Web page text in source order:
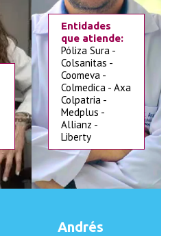
Entidades
que atiende:
Póliza Sura -
Colsanitas -
Coomeva -
Colmedica - Axa
Colpatria -
Medplus -
Allianz -
Liberty
Andrés